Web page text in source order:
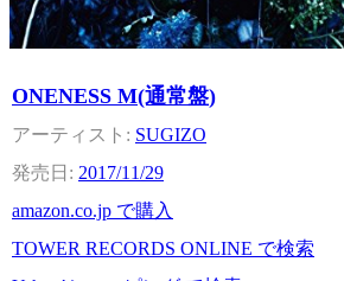
ONENESS M(通常盤)
SUGIZO
2017/11/29
amazon.co.jp で購入
TOWER RECORDS ONLINE で検索